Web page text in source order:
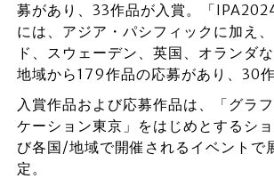
募があり、33作品が入賞。「
には、アジア・パシフィックに加え
ド、スウェーデン、英国、オランダ
地域から179作品の応募があり、30作
入賞作品および応募作品は、「グラ
ケーション東京」をはじめとするシ
び各国/地域で開催されるイベントで
定。